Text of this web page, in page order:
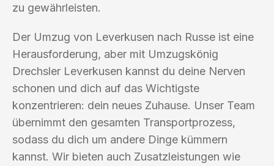
zu gewährleisten.
Der Umzug von Leverkusen nach Russe ist eine
Herausforderung, aber mit Umzugskönig
Drechsler Leverkusen kannst du deine Nerven
schonen und dich auf das Wichtigste
konzentrieren: dein neues Zuhause. Unser Team
übernimmt den gesamten Transportprozess,
sodass du dich um andere Dinge kümmern
kannst. Wir bieten auch Zusatzleistungen wie